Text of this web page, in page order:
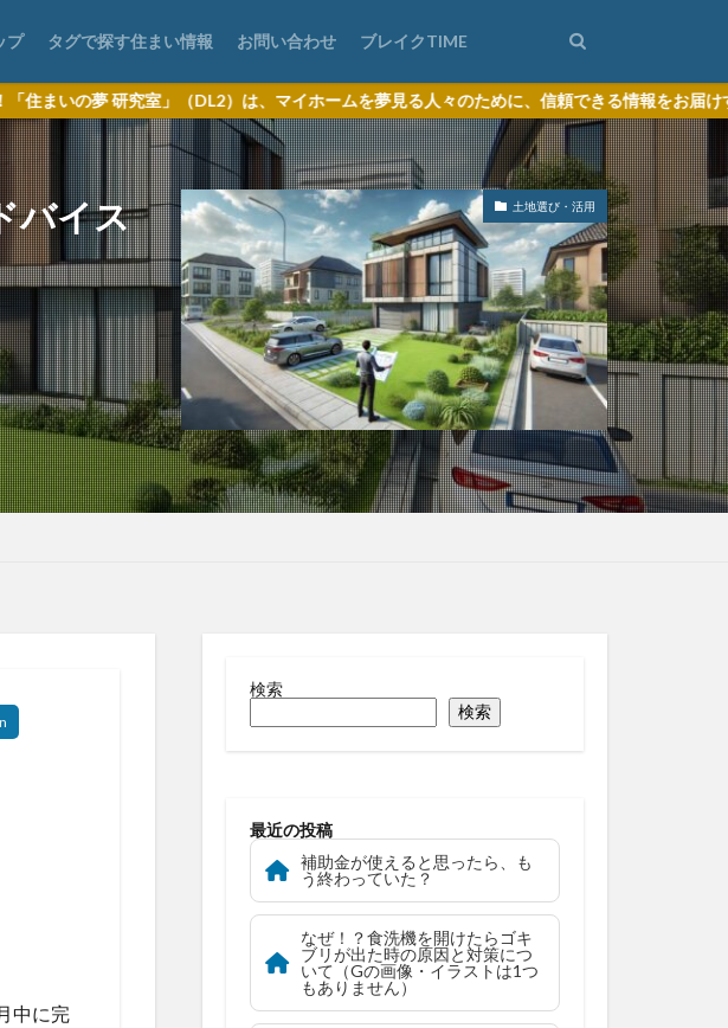
プ タグで探す住まい情報 お問い合わせ ブレイクTIME
DL2）は、マイホームを夢見る人々のために、信頼できる情報をお届けするサイトです。
バイス 土地選び・活用
中に完
検索
検索
最近の投稿
補助金が使えると思ったら、も
う終わっていた？
なぜ！？食洗機を開けたらゴキ
ブリが出た時の原因と対策につ
いて（Gの画像・イラストは1つ
もありません）